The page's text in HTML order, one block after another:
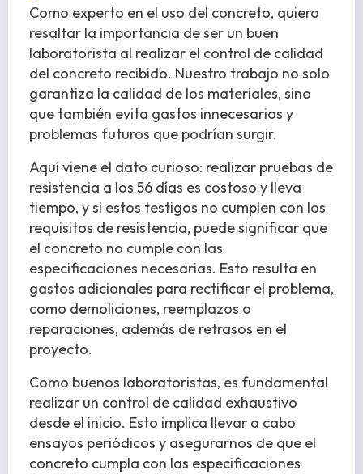
Como experto en el uso del concreto, quiero
resaltar la importancia de ser un buen
laboratorista al realizar el control de calidad
del concreto recibido. Nuestro trabajo no solo
garantiza la calidad de los materiales, sino
que también evita gastos innecesarios y
problemas futuros que podrían surgir.
Aquí viene el dato curioso: realizar pruebas de
resistencia a los 56 días es costoso y lleva
tiempo, y si estos testigos no cumplen con los
requisitos de resistencia, puede significar que
el concreto no cumple con las
especificaciones necesarias. Esto resulta en
gastos adicionales para rectificar el problema,
como demoliciones, reemplazos o
reparaciones, además de retrasos en el
proyecto.
Como buenos laboratoristas, es fundamental
realizar un control de calidad exhaustivo
desde el inicio. Esto implica llevar a cabo
ensayos periódicos y asegurarnos de que el
concreto cumpla con las especificaciones